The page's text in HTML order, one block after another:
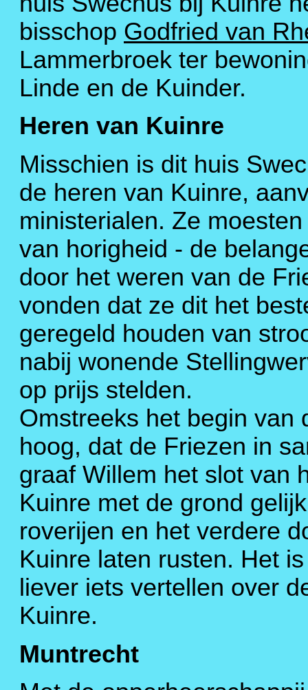
bisschop Godfried van
Lammerbroek ter
Linde en de Kuinder.
Heren van Kuinre
Misschien is dit huis
de heren van Kuinre,
ministerialen. Ze
van horigheid - de
door het weren van de
vonden dat ze dit het
geregeld houden van
nabij wonende
op prijs stelden.
Omstreeks het begin van
hoog, dat de Friezen in
graaf Willem het slot van
Kuinre met de grond
roverijen en het verdere
Kuinre laten rusten. Het
liever iets vertellen over
Kuinre.
Muntrecht